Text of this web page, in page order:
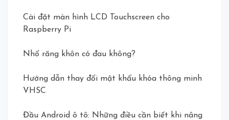
Cài đặt màn hình LCD Touchscreen cho
Raspberry Pi
Nhổ răng khôn có đau không?
Hướng dẫn thay đổi mật khẩu khóa thông minh
VHSC
Đầu Android ô tô: Những điều cần biết khi nâng